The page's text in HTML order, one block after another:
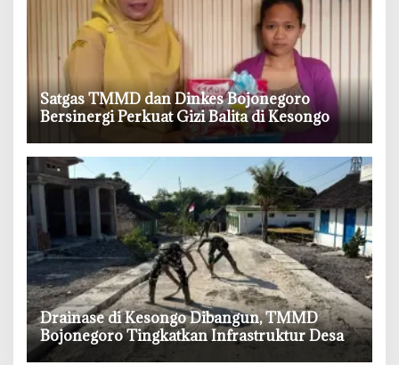
‎Satgas TMMD dan Dinkes Bojonegoro
Bersinergi Perkuat Gizi Balita di Kesongo
‎Drainase di Kesongo Dibangun, TMMD
Bojonegoro Tingkatkan Infrastruktur Desa